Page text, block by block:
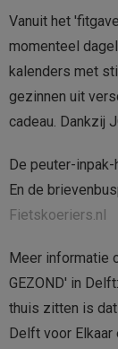
Vanuit het
momenteel
kalenders met
gezinnen uit
cadeau. Dankzij
De peuter-
En de
Fietskoeriers.nl
Meer informatie
GEZOND' in
thuis zitten is
Delft voor Elkaar